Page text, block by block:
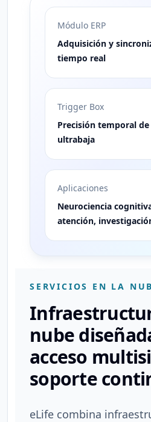
Módulo ERP
Adquisición y
tiempo real
Trigger Box
Precisión temporal
ultrabaja
Aplicaciones
Neurociencia
atención,
SERVICIOS EN LA
nube
acceso
soporte
eLife combina